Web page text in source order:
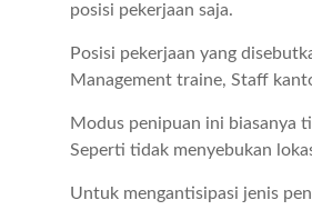
posisi pekerjaan saja.
Posisi pekerjaan yang
Management traine, Staff
Modus penipuan ini biasanya
Seperti tidak menyebukan
Untuk mengantisipasi jenis